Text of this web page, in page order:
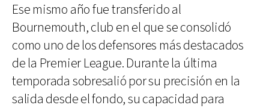
Ese mismo año fue transferido al
Bournemouth, club en el que se consolidó
como uno de los defensores más destacados
de la Premier League. Durante la última
temporada sobresalió por su precisión en la
salida desde el fondo, su capacidad para